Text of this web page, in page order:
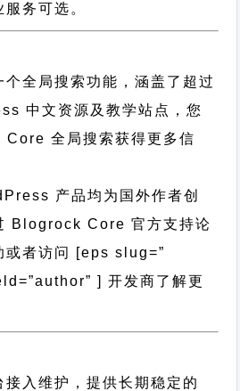
务可选。
全局搜索功能，涵盖了超过
中文资源及教学站点，您
Core 全局搜索获得更多信
产品均为国外作者创
Blogrock Core 官方支持论
或者访问 [eps slug=”
] 开发商了解更
入维护，提供长期稳定的